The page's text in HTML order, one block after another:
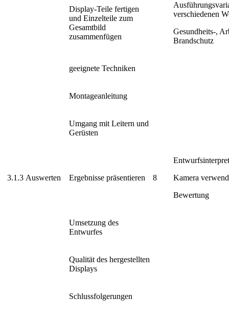
Display-Teile fertigen
und Einzelteile zum
Gesamtbild
zusammenfügen
verschiedenen
Gesundheits-,
Brandschutz
geeignete Techniken
Montageanleitung
Umgang mit Leitern und
Gerüsten
3.1.3 Auswerten Ergebnisse präsentieren 8
Kamera
Bewertung
Umsetzung des
Entwurfes
Qualität des hergestellten
Displays
Schlussfolgerungen